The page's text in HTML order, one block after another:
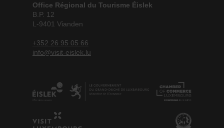
Office Régional du Tourisme Éislek
B.P. 12
L-9401 Vianden
+352 26 95 05 66
info@visit-eislek.lu